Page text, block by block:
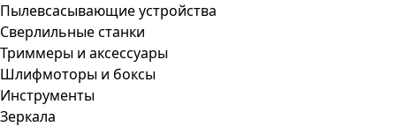
Пылевсасывающие устройства
Сверлильные станки
Триммеры и аксессуары
Шлифмоторы и боксы
Инструменты
Зеркала